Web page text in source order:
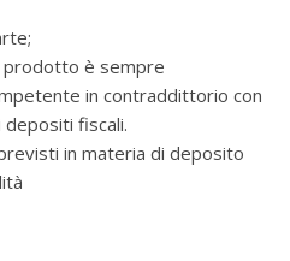
prodotto è sempre
in contraddittorio con
fiscali.
in materia di deposito